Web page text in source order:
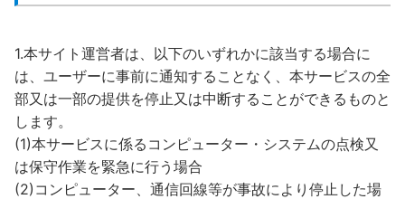
1.本サイト運営者は、以下のいずれかに該当する場合に
は、ユーザーに事前に通知することなく、本サービスの全
部又は一部の提供を停止又は中断することができるものと
します。
(1)本サービスに係るコンピューター・システムの点検又
は保守作業を緊急に行う場合
(2)コンピューター、通信回線等が事故により停止した場